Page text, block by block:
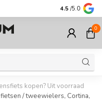
Meer dan
4.5 /5.0
0
kopen? Uit voorraad
/ tweewielers, Cortina,